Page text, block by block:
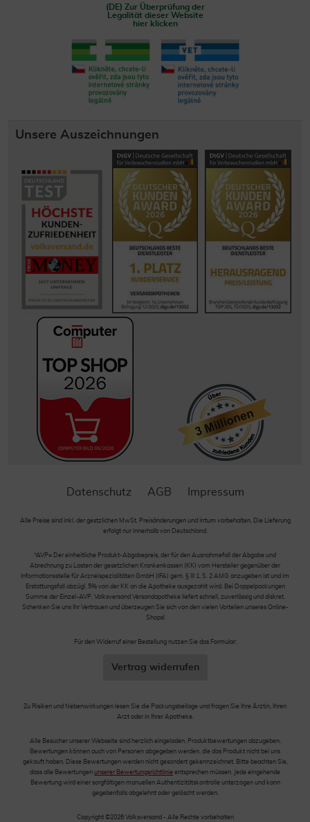
(DE) Zur Überprüfung der
Legalität dieser Website
hier klicken
Unsere Auszeichnungen
Datenschutz AGB Impressum
Alle Preise sind inkl. der gestzlichen MwSt. Preisänderungen und Irrtum vorbehalten. Die Lieferung
erfolgt nur innerhalb von Deutschland.
*AVP= Der einheitliche Produkt-Abgabepreis, der für den Ausnahmefall der Abgabe und
Abrechnung zu Lasten der gesetzlichen Krankenkassen (KK) vom Hersteller gegenüber der
Informationsstelle für Arzneispezialitäten GmbH (IFA) gem. § III 1, S. 2 AMG anzugeben ist und im
Erstattungsfall abzügl. 5% von der KK an die Apotheke ausgezahlt wird. Bei Doppelpackungen
Summe der Einzel-AVP. Volksversand Versandapotheke liefert schnell, zuverlässig und diskret.
Schenken Sie uns Ihr Vertrauen und überzeugen Sie sich von den vielen Vorteilen unseres Online-
Shops!
Für den Widerruf einer Bestellung nutzen Sie das Formular:
Vertrag widerrufen
Zu Risiken und Nebenwirkungen lesen Sie die Packungsbeilage und fragen Sie Ihre Ärztin, Ihren
Arzt oder in Ihrer Apotheke.
Alle Besucher unserer Webseite sind herzlich eingeladen, Produktbewertungen abzugeben.
Bewertungen können auch von Personen abgegeben werden, die das Produkt nicht bei uns
gekauft haben. Diese Bewertungen werden nicht gesondert gekennzeichnet. Bitte beachten Sie,
dass alle Bewertungen unserer Bewertungsrichtlinie entsprechen müssen. Jede eingehende
Bewertung wird einer sorgfältigen manuellen Authentizitätskontrolle unterzogen und kann
gegebenfalls abgelehnt oder gelöscht werden.
Copyright ©2026 Volksversand - Alle Rechte vorbehalten